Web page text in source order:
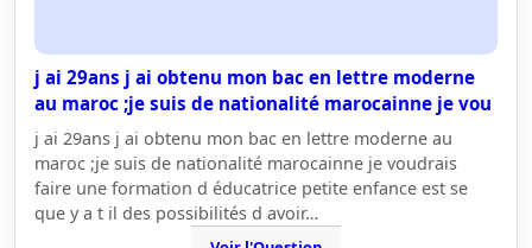
j ai 29ans j ai obtenu mon bac en lettre moderne
au maroc ;je suis de nationalité marocainne je vou
j ai 29ans j ai obtenu mon bac en lettre moderne au
maroc ;je suis de nationalité marocainne je voudrais
faire une formation d éducatrice petite enfance est se
que y a t il des possibilités d avoir…